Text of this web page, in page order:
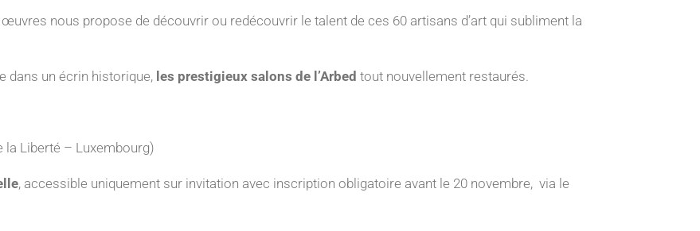
nous propose de découvrir ou redécouvrir le talent de ces 60 artisans d’art qui subliment la
dans un écrin historique, les prestigieux salons de l’Arbed tout nouvellement restaurés.
la Liberté – Luxembourg)
, accessible uniquement sur invitation avec inscription obligatoire avant le 20 novembre, via le